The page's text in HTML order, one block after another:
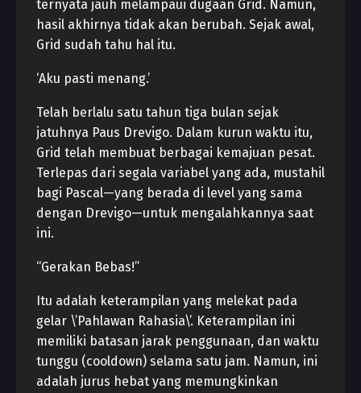
ternyata jauh melampaui dugaan Grid. Namun,
hasil akhirnya tidak akan berubah. Sejak awal,
Grid sudah tahu hal itu.
‘Aku pasti menang.’
Telah berlalu satu tahun tiga bulan sejak
jatuhnya Paus Drevigo. Dalam kurun waktu itu,
Grid telah membuat berbagai kemajuan pesat.
Terlepas dari segala variabel yang ada, mustahil
bagi Pascal—yang berada di level yang sama
dengan Drevigo—untuk mengalahkannya saat
ini.
“Gerakan Bebas!”
Itu adalah keterampilan yang melekat pada
gelar \’Pahlawan Rahasia\’. Keterampilan ini
memiliki batasan jarak penggunaan, dan waktu
tunggu (cooldown) selama satu jam. Namun, ini
adalah jurus hebat yang memungkinkan